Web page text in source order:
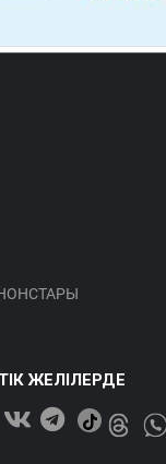
ЖЕЛІЛЕРДЕ